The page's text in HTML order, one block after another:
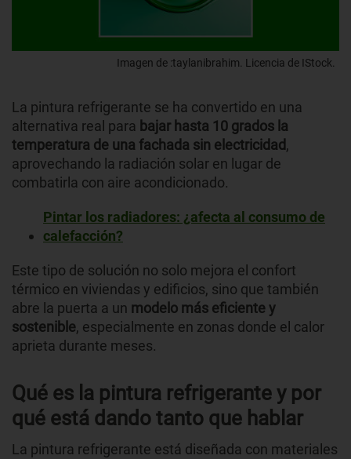
Imagen de :taylanibrahim. Licencia de IStock.
La pintura refrigerante se ha convertido en una
alternativa real para bajar hasta 10 grados la
temperatura de una fachada sin electricidad,
aprovechando la radiación solar en lugar de
combatirla con aire acondicionado.
Pintar los radiadores: ¿afecta al consumo de
calefacción?
Este tipo de solución no solo mejora el confort
térmico en viviendas y edificios, sino que también
abre la puerta a un modelo más eficiente y
sostenible, especialmente en zonas donde el calor
aprieta durante meses.
Qué es la pintura refrigerante y por
qué está dando tanto que hablar
La pintura refrigerante está diseñada con materiales